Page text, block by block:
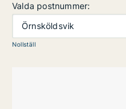
Valda postnummer:
Örnsköldsvik
Nollställ